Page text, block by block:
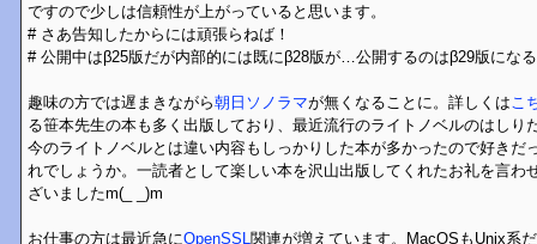
ですので少しは信頼性が上がっていると思います。
# さあ告知したからには頑張らねば！
# 公開中はβ25版だが内部的には既にβ28版が…公開するのはβ29版にな
趣味の方では遅まきながら朝日ソノラマが無くなることに。詳しくはこ
る笹本先生の本も多く出版しており、最近流行のライトノベルのはしり
今のライトノベルとは違い内容もしっかりした本が多かったので好きだ
れでしょうか。一読者として楽しい本を沢山出版してくれたお礼を言わ
ざいましたm(_ _)m
お仕事の方は最近急にOpenSSL関連が増えています。MacOSもUnix系